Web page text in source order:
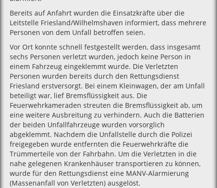
Bereits auf Anfahrt wurden die Einsatzkräfte über die
Leitstelle Friesland/Wilhelmshaven informiert, dass mehrere
Personen von dem Unfall betroffen seien.
Vor Ort konnte schnell festgestellt werden, dass insgesamt
sechs Personen verletzt wurden, jedoch keine Person in
einem Fahrzeug eingeklemmt wurde. Die Verletzten
Personen wurden bereits durch den Rettungsdienst
Friesland erstversorgt. Bei einem Kleinwagen, der am Unfall
beteiligt war, lief Bremsflüssigkeit aus. Die
Feuerwehrkameraden streuten die Bremsflüssigkeit ab, um
eine weitere Ausbreitung zu verhindern. Auch die Batterien
der beiden Unfallfahrzeuge wurden vorsorglich
abgeklemmt. Nachdem die Unfallstelle durch die Polizei
freigegeben wurde entfernten die Feuerwehrkräfte die
Trümmerteile von der Fahrbahn. Um die Verletzten in die
nahe gelegenen Krankenhäuser transportieren zu können,
wurde für den Rettungsdienst eine MANV-Alarmierung
(Massenanfall von Verletzten) ausgelöst.